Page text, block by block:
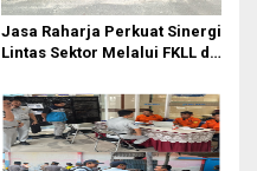
Jasa Raharja Perkuat Sinergi
Lintas Sektor Melalui FKLL di